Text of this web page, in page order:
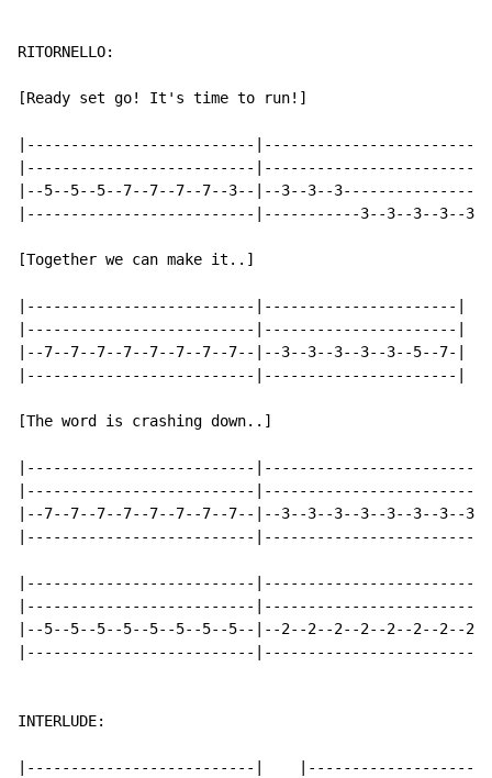
RITORNELLO:
[Ready set go! It's time to run!]
|--------------------------|-------------------------|
|--------------------------|-------------------------|
|--5--5--5--7--7--7--7--3--|--3--3--3----------------|
|--------------------------|-----------3--3--3--3--3-|
[Together we can make it..]
|--------------------------|----------------------|
|--------------------------|----------------------|
|--7--7--7--7--7--7--7--7--|--3--3--3--3--3--5--7-|
|--------------------------|----------------------|
[The word is crashing down..]
|--------------------------
|--------------------------
|--7--7--7--7--7--7--7--7--|--3--3--3--3--3--3--3--
|--------------------------
|--------------------------
|--------------------------
|--5--5--5--5--5--5--5--5--|--2--2--2--2--2--2--2--
|--------------------------
INTERLUDE:
|--------------------------|